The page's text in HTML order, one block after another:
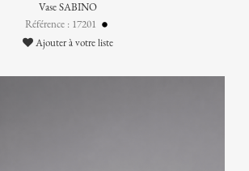
Vase SABINO
Référence : 17201
Ajouter à votre liste